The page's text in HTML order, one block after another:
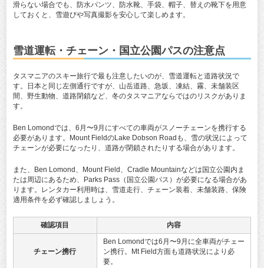
滑らない場合でも、防水パンツ、防水靴、手袋、帽子、替えの靴下を用意
しておくと、雪遊びや写真撮影を安心して楽しめます。
雪道運転・チェーン・国立公園パスの注意点
タスマニアのスキー旅行で最も注意したいのが、雪道運転と道路状況で
す。日本と同じ左側通行ですが、山岳道路、急坂、凍結、霧、未舗装区
間、野生動物、道路閉鎖など、冬のタスマニアならではのリスクがありま
す。
Ben Lomondでは、6月〜9月にすべての車両がスノーチェーンを携行する
必要があります。Mount FieldのLake Dobson Roadも、雪の状況によって
チェーンが必要になったり、道路が閉鎖されたりする場合があります。
また、Ben Lomond、Mount Field、Cradle Mountainなどは国立公園内ま
たは周辺にあるため、Parks Pass（国立公園パス）が必要になる場合があ
ります。レンタカー利用時は、雪道走行、チェーン装着、未舗装路、保険
適用条件を必ず確認しましょう。
確認項目 内容
チェーン携行
Ben Lomondでは6月〜9月に全車両がチェー
ン携行。Mt Field方面も道路状況により必
要。